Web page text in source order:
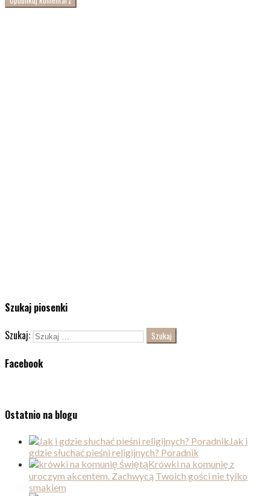
Szukaj piosenki
Szukaj:
Facebook
Ostatnio na blogu
Jak i
gdzie słuchać pieśni religijnych? Poradnik
Krówki na komunię z
uroczym akcentem. Zachwycą Twoich gości nie tylko
smakiem